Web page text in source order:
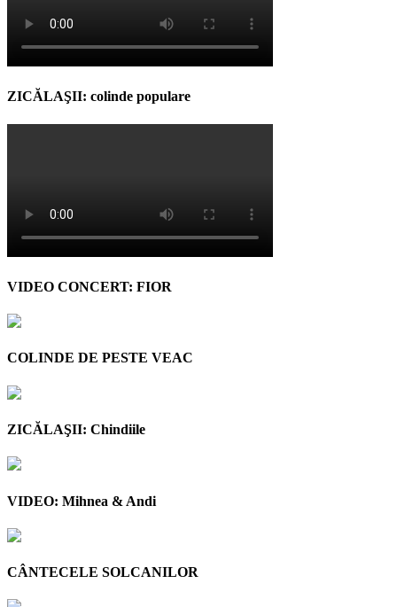
ZICĂLAŞII: colinde populare
VIDEO CONCERT: FIOR
COLINDE DE PESTE VEAC
ZICĂLAŞII: Chindiile
VIDEO: Mihnea & Andi
CÂNTECELE SOLCANILOR